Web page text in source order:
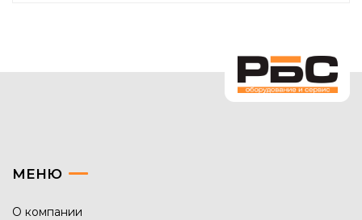
МЕНЮ
О компании